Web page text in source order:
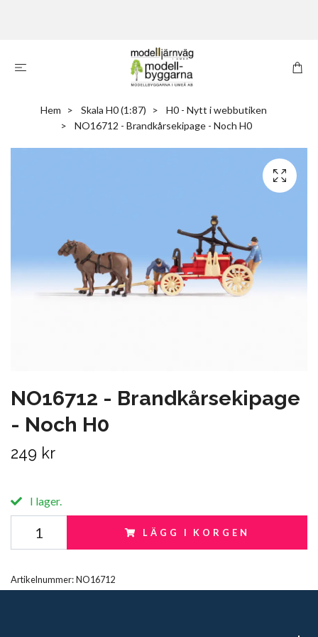
Hem Skala H0 (1:87)
H0 - Nytt i webbutiken
NO16712 - Brandkårsekipage - Noch H0
NO16712 - Brandkårsekipage
- Noch H0
249 kr
I lager.
LÄGG I KORGEN
Artikelnummer:NO16712